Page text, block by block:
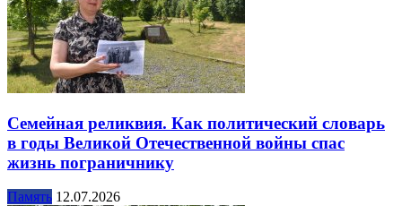
Семейная реликвия. Как политический словарь
в годы Великой Отечественной войны спас
жизнь пограничнику
Память 12.07.2026